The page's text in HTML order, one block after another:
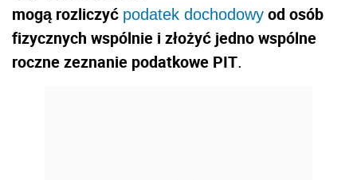
mogą rozliczyć podatek dochodowy od osób
fizycznych wspólnie i złożyć jedno wspólne
roczne zeznanie podatkowe PIT.